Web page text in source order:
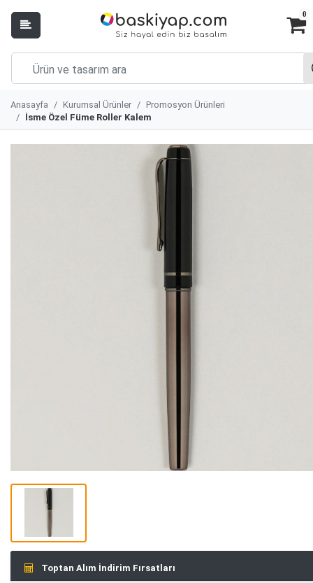
0
Anasayfa Kurumsal Ürünler
Promosyon Ürünleri
İsme Özel Füme Roller Kalem
Toptan Alım İndirim Fırsatları